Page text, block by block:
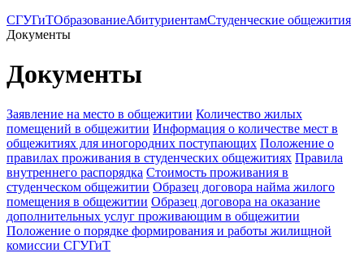
СГУГиТОбразованиеАбитуриентамСтуденческие общежития
Документы
Документы
Заявление на место в общежитии Количество жилых
помещений в общежитии Информация о количестве мест в
общежитиях для иногородних поступающих Положение о
правилах проживания в студенческих общежитиях Правила
внутреннего распорядка Стоимость проживания в
студенческом общежитии Образец договора найма жилого
помещения в общежитии Образец договора на оказание
дополнительных услуг проживающим в общежитии
Положение о порядке формирования и работы жилищной
комиссии СГУГиТ